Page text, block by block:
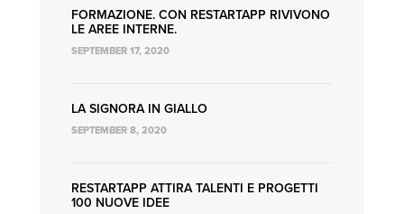
FORMAZIONE. CON RESTARTAPP RIVIVONO
LE AREE INTERNE.
SEPTEMBER 17, 2020
LA SIGNORA IN GIALLO
SEPTEMBER 8, 2020
RESTARTAPP ATTIRA TALENTI E PROGETTI
100 NUOVE IDEE